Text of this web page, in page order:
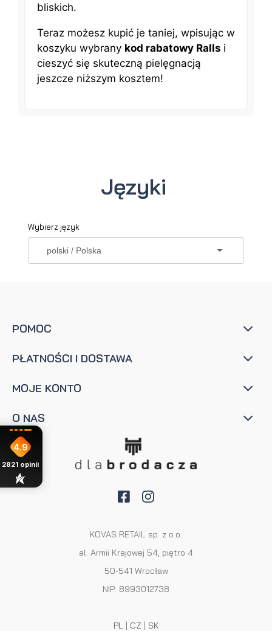
bliskich.
Teraz możesz kupić je taniej, wpisując w
koszyku wybrany kod rabatowy Ralls i
cieszyć się skuteczną pielęgnacją
jeszcze niższym kosztem!
Języki
Wybierz język
POMOC
PŁATNOŚCI I DOSTAWA
MOJE KONTO
O NAS
KOVAS RETAIL sp. z o.o.
al. Armii Krajowej 54, piętro 4
50-541 Wrocław
NIP: 8993012738
PL| CZ | SK
4.9
2821 opinii